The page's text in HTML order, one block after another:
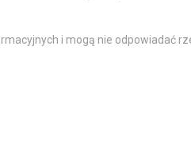
i mogą nie odpowiadać